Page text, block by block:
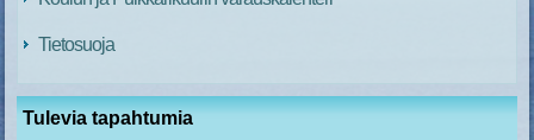
Tietosuoja
Tulevia tapahtumia